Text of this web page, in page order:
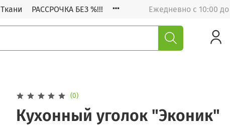
Ткани РАССРОЧКА БЕЗ %!!! Ежедневно с 10:00 до
(0)
Кухонный уголок "Эконик"